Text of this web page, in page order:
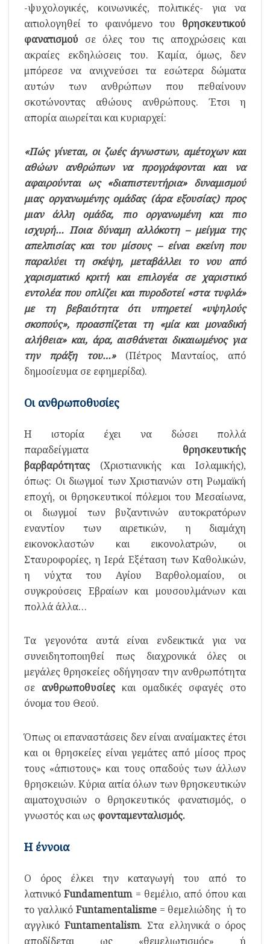
-ψυχολογικές, κοινωνικές, πολιτικές- για να
αιτιολογηθεί το φαινόμενο του θρησκευτικού
φανατισμού σε όλες του τις αποχρώσεις και
ακραίες εκδηλώσεις του. Καμία, όμως, δεν
μπόρεσε να ανιχνεύσει τα εσώτερα δώματα
αυτών των ανθρώπων που πεθαίνουν
σκοτώνοντας αθώους ανθρώπους. Έτσι η
απορία αιωρείται και κυριαρχεί:
«Πώς γίνεται, οι ζωές άγνωστων, αμέτοχων και
αθώων ανθρώπων να προγράφονται και να
αφαιρούνται ως «διαπιστευτήρια» δυναμισμού
μιας οργανωμένης ομάδας (άρα εξουσίας) προς
μιαν άλλη ομάδα, πιο οργανωμένη και πιο
ισχυρή… Ποια δύναμη αλλόκοτη – μείγμα της
απελπισίας και του μίσους – είναι εκείνη που
παραλύει τη σκέψη, μεταβάλλει το νου από
χαρισματικό κριτή και επιλογέα σε χαριστικό
εντολέα που οπλίζει και πυροδοτεί «στα τυφλά»
με τη βεβαιότητα ότι υπηρετεί «υψηλούς
σκοπούς», προασπίζεται τη «μία και μοναδική
αλήθεια» και, άρα, αισθάνεται δικαιωμένος για
την πράξη του…»(Πέτρος Μανταίος, από
δημοσίευμα σε εφημερίδα).
Οι ανθρωποθυσίες
Η ιστορία έχει να δώσει πολλά
παραδείγματα θρησκευτικής
βαρβαρότητας (Χριστιανικής και Ισλαμικής),
όπως: Οι διωγμοί των Χριστιανών στη Ρωμαϊκή
εποχή, οι θρησκευτικοί πόλεμοι του Μεσαίωνα,
οι διωγμοί των βυζαντινών αυτοκρατόρων
εναντίον των αιρετικών, η διαμάχη
εικονοκλαστών και εικονολατρών, οι
Σταυροφορίες, η Ιερά Εξέταση των Καθολικών,
η νύχτα του Αγίου Βαρθολομαίου, οι
συγκρούσεις Εβραίων και μουσουλμάνων και
πολλά άλλα…
Τα γεγονότα αυτά είναι ενδεικτικά για να
συνειδητοποιηθεί πως διαχρονικά όλες οι
μεγάλες θρησκείες οδήγησαν την ανθρωπότητα
σε ανθρωποθυσίες και ομαδικές σφαγές στο
όνομα του Θεού.
Όπως οι επαναστάσεις δεν είναι αναίμακτες έτσι
και οι θρησκείες είναι γεμάτες από μίσος προς
τους «άπιστους» και τους οπαδούς των άλλων
θρησκειών. Κύρια αιτία όλων των θρησκευτικών
αιματοχυσιών ο θρησκευτικός φανατισμός, ο
γνωστός και ως φονταμενταλισμός.
Η έννοια
Ο όρος έλκει την καταγωγή του από το
λατινικόFundamentum = θεμέλιο, από όπου και
το γαλλικό Funtamentalisme= θεμελιώδης ή το
αγγλικόFuntamentalism. Στα ελληνικά ο όρος
αποδίδεται ως «θεμελιωτισμός» ή